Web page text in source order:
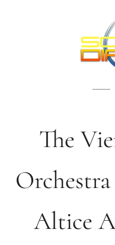
The
Altice